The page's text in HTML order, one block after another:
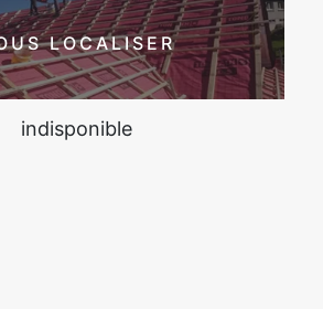
LOCALISER
indisponible